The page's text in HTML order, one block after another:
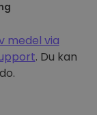
medel via
. Du kan